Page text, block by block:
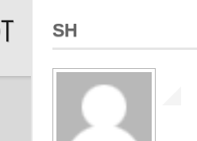
SH